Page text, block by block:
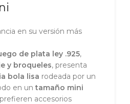
en su versión más
de plata ley .925,
y broqueles, presenta
bola lisa rodeada por un
en untamaño mini
accesorios